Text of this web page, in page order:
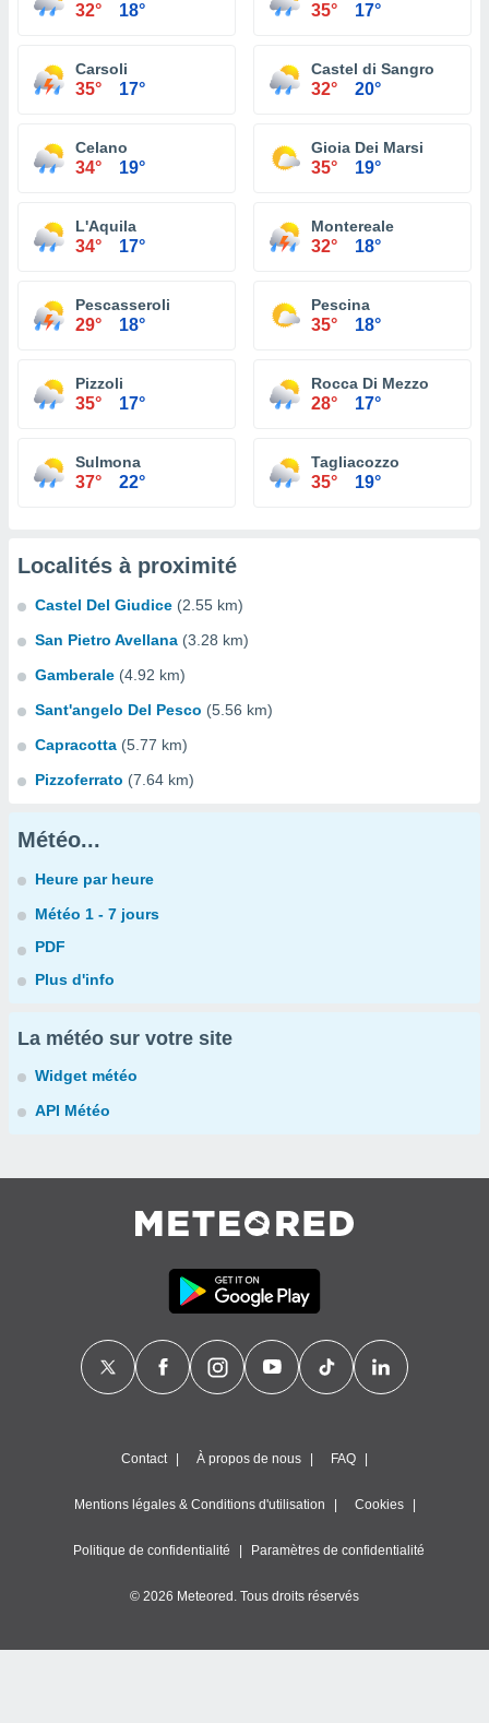
32° 18° 35° 17°
Carsoli
35° 17°
Castel di Sangro
32° 20°
Celano
34° 19°
Gioia Dei Marsi
35° 19°
L'Aquila
34° 17°
Montereale
32° 18°
Pescasseroli
29° 18°
Pescina
35° 18°
Pizzoli
35° 17°
Rocca Di Mezzo
28° 17°
Sulmona
37° 22°
Tagliacozzo
35° 19°
Localités à proximité
Castel Del Giudice (2.55 km)
San Pietro Avellana (3.28 km)
Gamberale (4.92 km)
Sant'angelo Del Pesco (5.56 km)
Capracotta (5.77 km)
Pizzoferrato (7.64 km)
Météo...
Heure par heure
Météo 1 - 7 jours
PDF
Plus d'info
La météo sur votre site
Widget météo
API Météo
Contact À propos de nous FAQ
Mentions légales & Conditions d'utilisation Cookies
Politique de confidentialité Paramètres de confidentialité
© 2026 Meteored. Tous droits réservés